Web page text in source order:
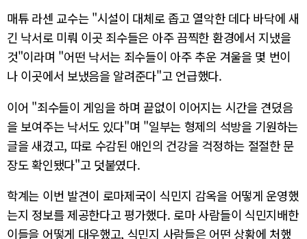
매튜 라센 교수는 "시설이 대체로 좁고 열악한 데다 바닥에 새
긴 낙서로 미뤄 이곳 죄수들은 아주 끔찍한 환경에서 지냈을
것"이라며 "어떤 낙서는 죄수들이 아주 추운 겨울을 몇 번이
나 이곳에서 보냈음을 알려준다"고 언급했다.
이어 "죄수들이 게임을 하며 끝없이 이어지는 시간을 견뎠음
을 보여주는 낙서도 있다"며 "일부는 형제의 석방을 기원하는
글을 새겼고, 따로 수감된 애인의 건강을 걱정하는 절절한 문
장도 확인됐다"고 덧붙였다.
학계는 이번 발견이 로마제국이 식민지 감옥을 어떻게 운영했
는지 정보를 제공한다고 평가했다. 로마 사람들이 식민지배한
이들을 어떻게 대우했고, 식민지 사람들은 어떤 상황에 처했